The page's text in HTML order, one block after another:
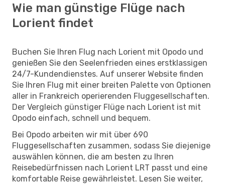
Wie man günstige Flüge nach
Lorient findet
Buchen Sie Ihren Flug nach Lorient mit Opodo und
genießen Sie den Seelenfrieden eines erstklassigen
24/7-Kundendienstes. Auf unserer Website finden
Sie Ihren Flug mit einer breiten Palette von Optionen
aller in Frankreich operierenden Fluggesellschaften.
Der Vergleich günstiger Flüge nach Lorient ist mit
Opodo einfach, schnell und bequem.
Bei Opodo arbeiten wir mit über 690
Fluggesellschaften zusammen, sodass Sie diejenige
auswählen können, die am besten zu Ihren
Reisebedürfnissen nach Lorient LRT passt und eine
komfortable Reise gewährleistet. Lesen Sie weiter,